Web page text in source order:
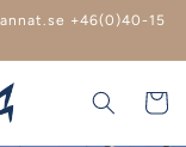
+46(0)40-15